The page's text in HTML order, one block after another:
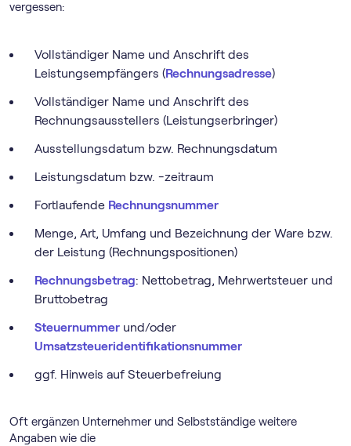
vergessen:
Vollständiger Name und Anschrift des
Leistungsempfängers (Rechnungsadresse)
Vollständiger Name und Anschrift des
Rechnungsausstellers (Leistungserbringer)
Ausstellungsdatum bzw. Rechnungsdatum
Leistungsdatum bzw. -zeitraum
Fortlaufende Rechnungsnummer
Menge, Art, Umfang und Bezeichnung der Ware bzw.
der Leistung (Rechnungspositionen)
Rechnungsbetrag: Nettobetrag, Mehrwertsteuer und
Bruttobetrag
Steuernummer und/oder
Umsatzsteueridentifikationsnummer
ggf. Hinweis auf Steuerbefreiung
Oft ergänzen Unternehmer und Selbstständige weitere
Angaben wie die